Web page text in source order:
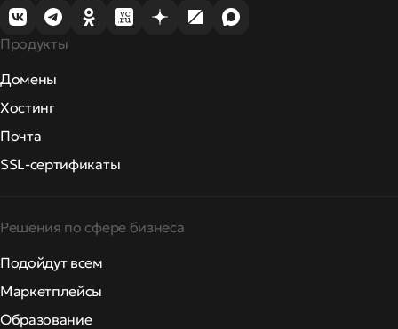
Продукты
Домены
Хостинг
Почта
SSL-сертификаты
Решения по сфере бизнеса
Подойдут всем
Маркетплейсы
Образование